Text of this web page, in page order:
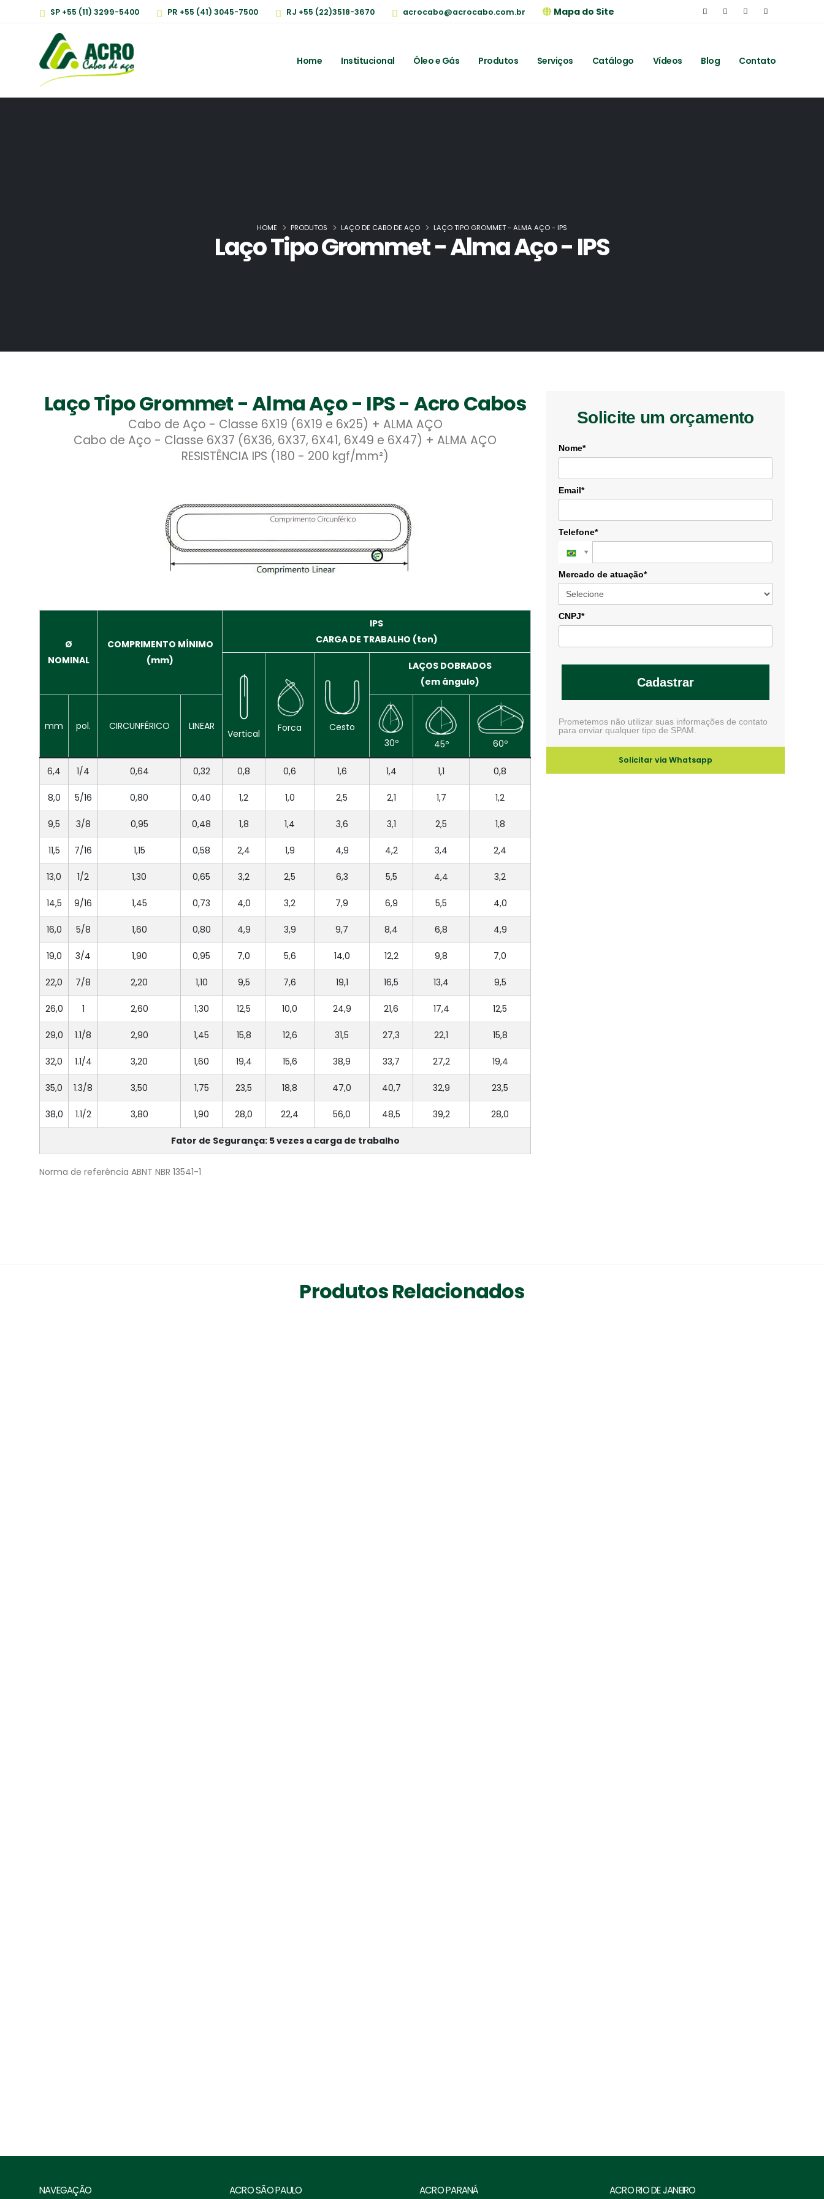
SP +55 (11) 3299-5400 PR +55 (41) 3045-7500 RJ +55 (22)3518-3670 acrocabo@acrocabo.com.br Mapa do Site
Home Institucional Óleo e Gás Produtos Serviços Catálogo Vídeos Blog Contato
Laço Tipo Grommet - Alma Aço - IPS
HOME PRODUTOS LAÇO DE CABO DE AÇO LAÇO TIPO GROMMET - ALMA AÇO - IPS
Laço Tipo Grommet - Alma Aço - IPS - Acro Cabos
Cabo de Aço - Classe 6X19 (6X19 e 6x25) + ALMA AÇO
Cabo de Aço - Classe 6X37 (6X36, 6X37, 6X41, 6X49 e 6X47) + ALMA AÇO
RESISTÊNCIA IPS (180 - 200 kgf/mm²)
Ø
NOMINAL
COMPRIMENTO MÍNIMO
(mm)
IPS
CARGA DE TRABALHO (ton)
Vertical
Forca Cesto
LAÇOS DOBRADOS
(em ângulo)
mm pol. CIRCUNFÉRICO
LINEAR
30º
45º 60º
6,4 1/4 0,64 0,32 0,8 0,6 1,6 1,4 1,1 0,8
8,0 5/16 0,80 0,40 1,2 1,0 2,5 2,1 1,7 1,2
9,5 3/8 0,95 0,48 1,8 1,4 3,6 3,1 2,5 1,8
11,5 7/16 1,15 0,58 2,4 1,9 4,9 4,2 3,4 2,4
13,0 1/2 1,30 0,65 3,2 2,5 6,3 5,5 4,4 3,2
14,5 9/16 1,45 0,73 4,0 3,2 7,9 6,9 5,5 4,0
16,0 5/8 1,60 0,80 4,9 3,9 9,7 8,4 6,8 4,9
19,0 3/4 1,90 0,95 7,0 5,6 14,0 12,2 9,8 7,0
22,0 7/8 2,20 1,10 9,5 7,6 19,1 16,5 13,4 9,5
26,0 1 2,60 1,30 12,5 10,0 24,9 21,6 17,4 12,5
29,0 1.1/8 2,90 1,45 15,8 12,6 31,5 27,3 22,1 15,8
32,0 1.1/4 3,20 1,60 19,4 15,6 38,9 33,7 27,2 19,4
35,0 1.3/8 3,50 1,75 23,5 18,8 47,0 40,7 32,9 23,5
38,0 1.1/2 3,80 1,90 28,0 22,4 56,0 48,5 39,2 28,0
Fator de Segurança: 5 vezes a carga de trabalho
Norma de referência ABNT NBR 13541-1
Solicite um orçamento
Nome*
Email*
Telefone*
Mercado de atuação*
CNPJ*
Cadastrar
Prometemos não utilizar suas informações de contato
para enviar qualquer tipo de SPAM.
Solicitar via Whatsapp
Produtos Relacionados
NAVEGAÇÃO ACRO SÃO PAULO ACRO PARANÁ ACRO RIO DE JANEIRO